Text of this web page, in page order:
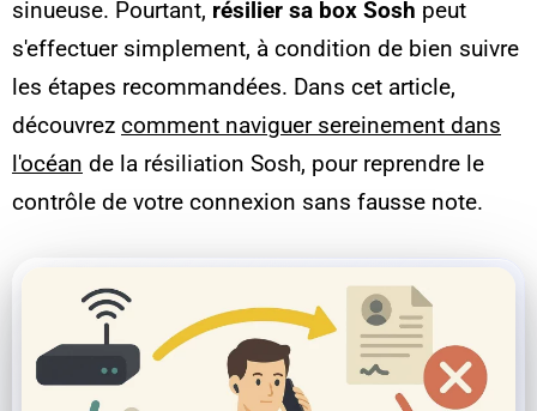
sinueuse. Pourtant, résilier sa box Sosh peut
s'effectuer simplement, à condition de bien suivre
les étapes recommandées. Dans cet article,
découvrez comment naviguer sereinement dans
l'océan de la résiliation Sosh, pour reprendre le
contrôle de votre connexion sans fausse note.